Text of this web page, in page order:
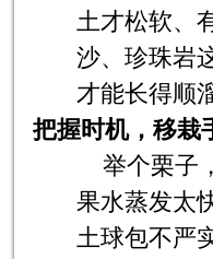
土才松软、
沙、珍珠岩
才能长得顺
把握时机，移栽
举个栗子
果水蒸发太
土球包不严